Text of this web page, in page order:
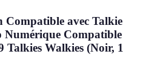
Compatible avec Talkie
Compatible
Talkies Walkies (Noir, 1